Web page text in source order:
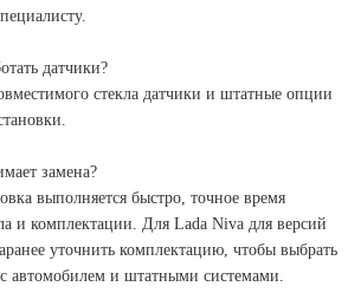
датчики?
стекла датчики и штатные опции
замена?
выполняется быстро, точное время
и комплектации. Для Lada Niva для версий
уточнить комплектацию, чтобы выбрать
автомобилем и штатными системами.